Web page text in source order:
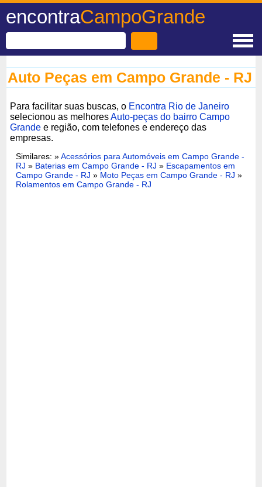
encontraCampoGrande
Auto Peças em Campo Grande - RJ
Para facilitar suas buscas, o Encontra Rio de Janeiro
selecionou as melhoresAuto-peças do bairro Campo
Grande e região, com telefones e endereço das
empresas.
Similares: »Acessórios para Automóveis em Campo Grande -
RJ » Baterias em Campo Grande - RJ » Escapamentos em
Campo Grande - RJ » Moto Peças em Campo Grande - RJ »
Rolamentos em Campo Grande - RJ